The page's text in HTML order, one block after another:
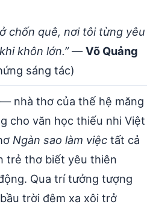
chốn quê, nơi tôi từng yêu
khôn lớn.”—Võ Quảng
sáng tác)
nhà thơ của thế hệ măng
cho văn học thiếu nhi Việt
Ngàn sao làm việc tất cả
trẻ thơ biết yêu thiên
Qua trí tưởng tượng
trời đêm xa xôi trở